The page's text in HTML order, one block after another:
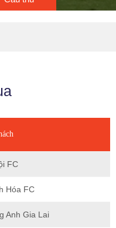
FC
Hóa FC
Anh Gia Lai